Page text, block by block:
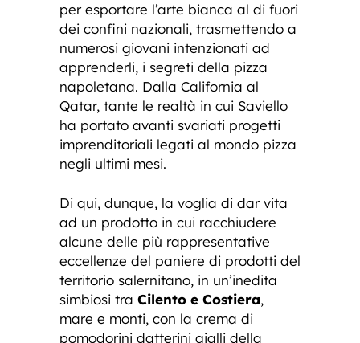
per esportare l’arte bianca al di fuori
dei confini nazionali, trasmettendo a
numerosi giovani intenzionati ad
apprenderli, i segreti della pizza
napoletana. Dalla California al
Qatar, tante le realtà in cui Saviello
ha portato avanti svariati progetti
imprenditoriali legati al mondo pizza
negli ultimi mesi.
Di qui, dunque, la voglia di dar vita
ad un prodotto in cui racchiudere
alcune delle più rappresentative
eccellenze del paniere di prodotti del
territorio salernitano, in un’inedita
simbiosi tra Cilento e Costiera,
mare e monti, con la crema di
pomodorini datterini gialli della